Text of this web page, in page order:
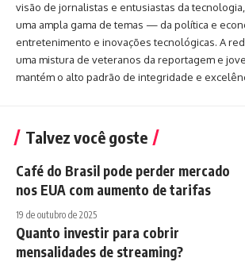
visão de jornalistas e entusiastas da
uma ampla gama de temas — da política e
entretenimento e inovações tecnológicas. A
uma mistura de veteranos da reportagem e
mantém o alto padrão de integridade e
Talvez você goste
Café do Brasil pode perder mercado
nos EUA com aumento de tarifas
19 de outubro de 2025
Quanto investir para cobrir
mensalidades de streaming?